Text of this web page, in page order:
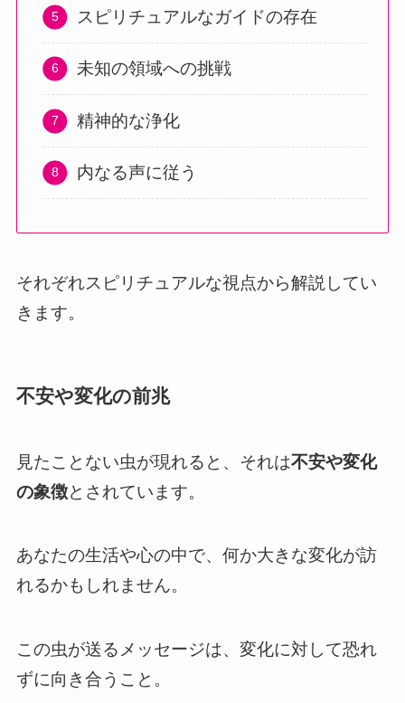
スピリチュアルなガイドの存在
未知の領域への挑戦
精神的な浄化
内なる声に従う
それぞれスピリチュアルな視点から解説してい
きます。
不安や変化の前兆
見たことない虫が現れると、それは不安や変化
の象徴とされています。
あなたの生活や心の中で、何か大きな変化が訪
れるかもしれません。
この虫が送るメッセージは、変化に対して恐れ
ずに向き合うこと。